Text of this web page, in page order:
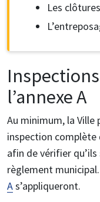
Les
l’annexe A
Au minimum, la Ville
inspection complète
afin de vérifier
règlement
As’appliqueront.